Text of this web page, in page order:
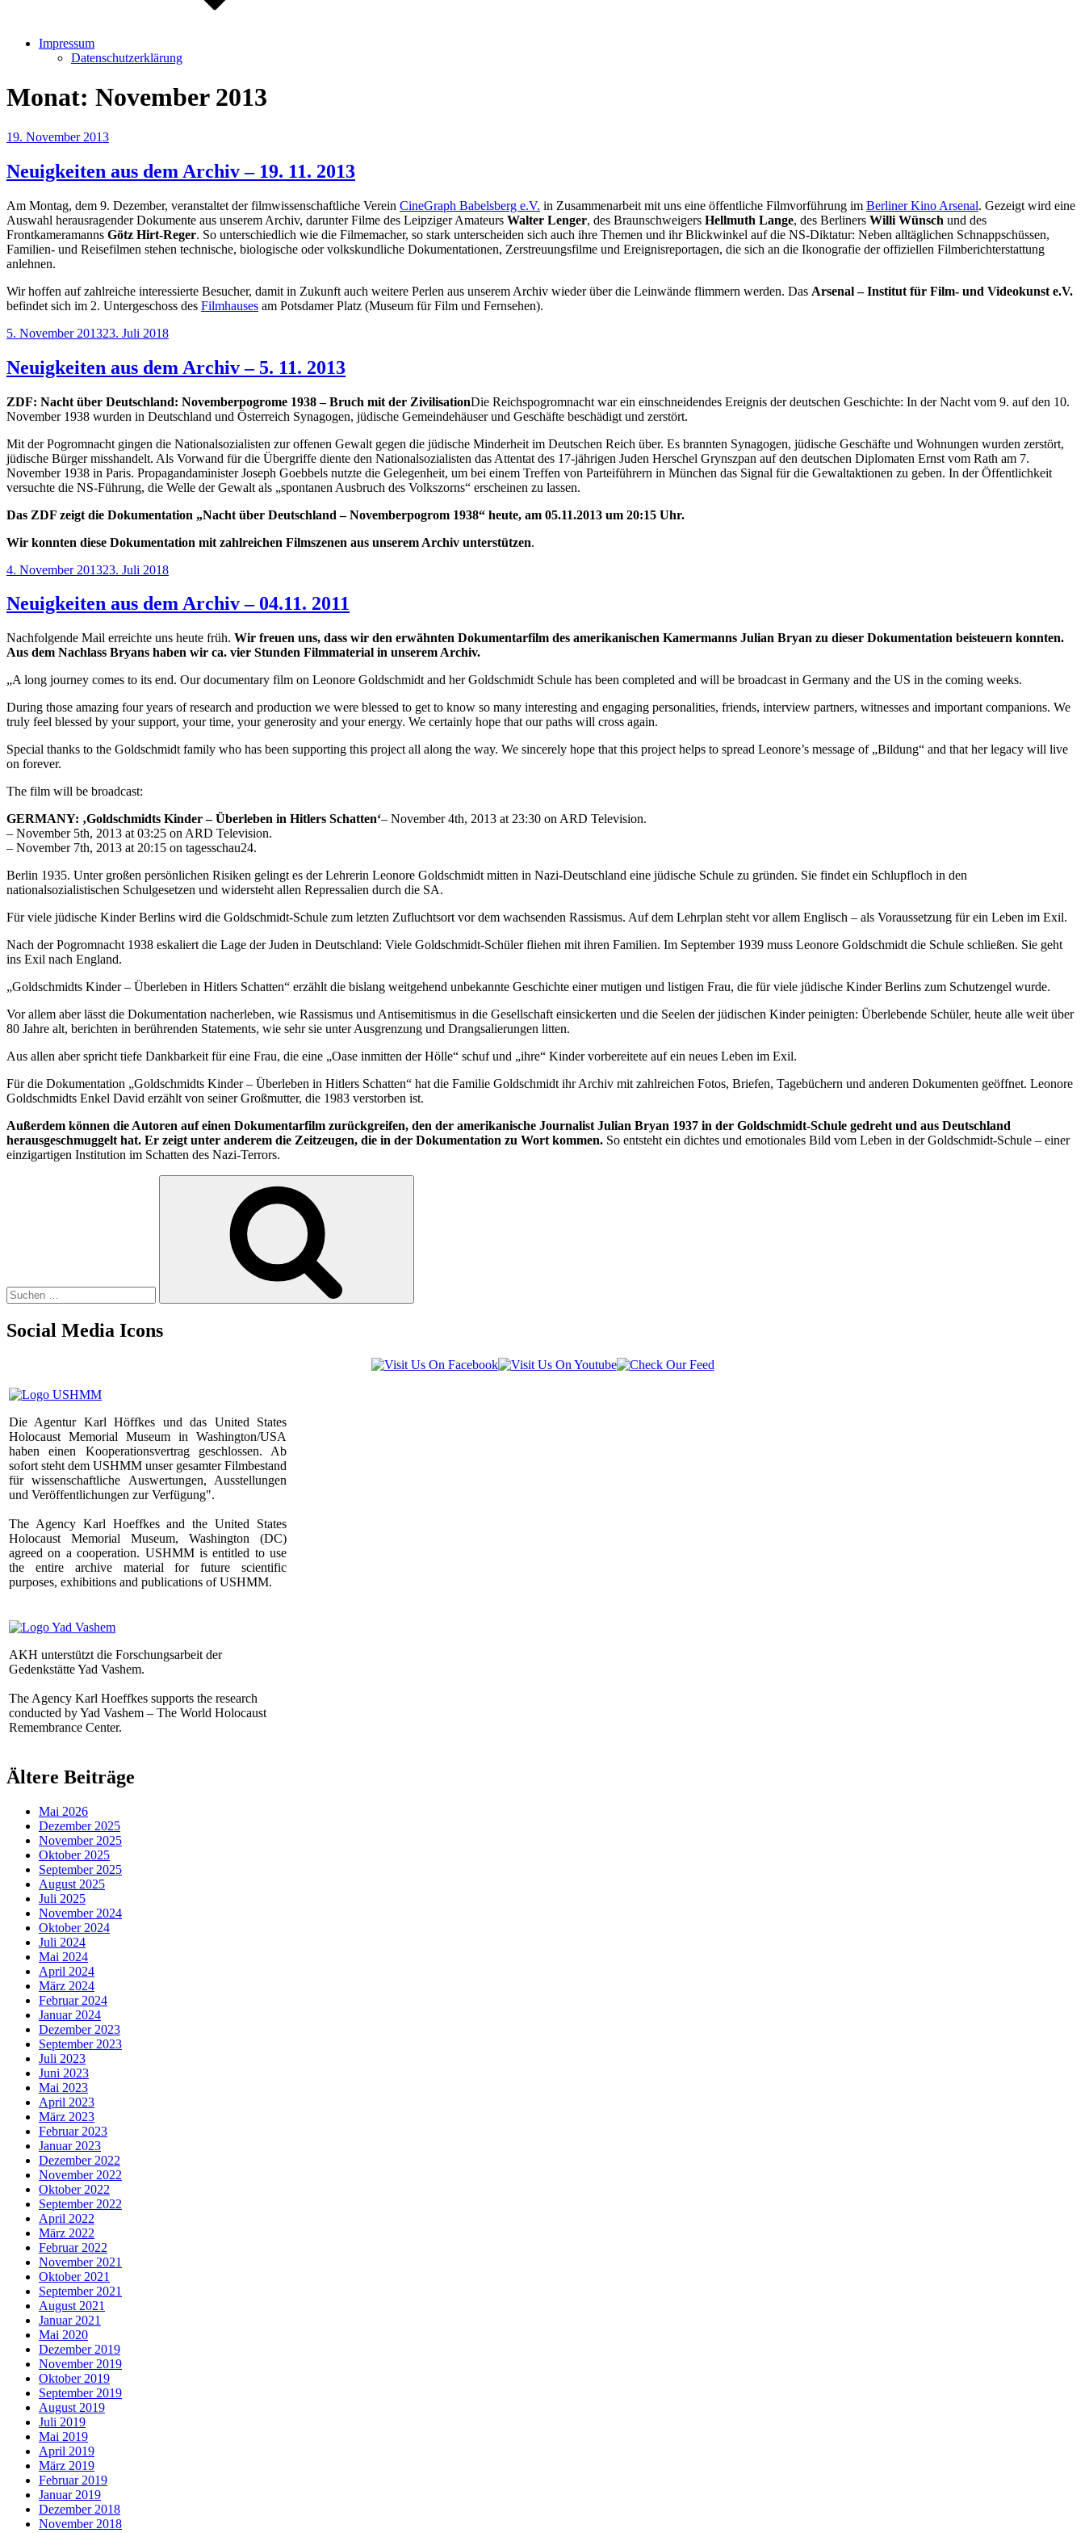
Impressum
Datenschutzerklärung
Monat: November 2013
Veröffentlicht
19. November 2013
Neuigkeiten aus dem Archiv – 19. 11. 2013
Am Montag, dem 9. Dezember, veranstaltet der filmwissenschaftliche Verein CineGraph Babelsberg e.V. in Zusammenarbeit mit uns eine öffentliche Filmvorführung im Berliner Kino Arsenal. Gezeigt wird eine
Auswahl herausragender Dokumente aus unserem Archiv, darunter Filme des Leipziger Amateurs Walter Lenger, des Braunschweigers Hellmuth Lange, des Berliners Willi Wünsch und des
Frontkameramanns Götz Hirt-Reger. So unterschiedlich wie die Filmemacher, so stark unterscheiden sich auch ihre Themen und ihr Blickwinkel auf die NS-Diktatur: Neben alltäglichen Schnappschüssen,
Familien- und Reisefilmen stehen technische, biologische oder volkskundliche Dokumentationen, Zerstreuungsfilme und Ereignisreportagen, die sich an die Ikonografie der offiziellen Filmberichterstattung
anlehnen.
Wir hoffen auf zahlreiche interessierte Besucher, damit in Zukunft auch weitere Perlen aus unserem Archiv wieder über die Leinwände flimmern werden. Das Arsenal – Institut für Film- und Videokunst e.V.
befindet sich im 2. Untergeschoss des Filmhauses am Potsdamer Platz (Museum für Film und Fernsehen).
Veröffentlicht
5. November 201323. Juli 2018
Neuigkeiten aus dem Archiv – 5. 11. 2013
ZDF: Nacht über Deutschland: Novemberpogrome 1938 – Bruch mit der ZivilisationDie Reichspogromnacht war ein einschneidendes Ereignis der deutschen Geschichte: In der Nacht vom 9. auf den 10.
November 1938 wurden in Deutschland und Österreich Synagogen, jüdische Gemeindehäuser und Geschäfte beschädigt und zerstört.
Mit der Pogromnacht gingen die Nationalsozialisten zur offenen Gewalt gegen die jüdische Minderheit im Deutschen Reich über. Es brannten Synagogen, jüdische Geschäfte und Wohnungen wurden zerstört,
jüdische Bürger misshandelt. Als Vorwand für die Übergriffe diente den Nationalsozialisten das Attentat des 17-jährigen Juden Herschel Grynszpan auf den deutschen Diplomaten Ernst vom Rath am 7.
November 1938 in Paris. Propagandaminister Joseph Goebbels nutzte die Gelegenheit, um bei einem Treffen von Parteiführern in München das Signal für die Gewaltaktionen zu geben. In der Öffentlichkeit
versuchte die NS-Führung, die Welle der Gewalt als „spontanen Ausbruch des Volkszorns“ erscheinen zu lassen.
Das ZDF zeigt die Dokumentation „Nacht über Deutschland – Novemberpogrom 1938“ heute, am 05.11.2013 um 20:15 Uhr.
Wir konnten diese Dokumentation mit zahlreichen Filmszenen aus unserem Archiv unterstützen.
Veröffentlicht
4. November 201323. Juli 2018
Neuigkeiten aus dem Archiv – 04.11. 2011
Nachfolgende Mail erreichte uns heute früh. Wir freuen uns, dass wir den erwähnten Dokumentarfilm des amerikanischen Kamermanns Julian Bryan zu dieser Dokumentation beisteuern konnten.
Aus dem Nachlass Bryans haben wir ca. vier Stunden Filmmaterial in unserem Archiv.
„A long journey comes to its end. Our documentary film on Leonore Goldschmidt and her Goldschmidt Schule has been completed and will be broadcast in Germany and the US in the coming weeks.
During those amazing four years of research and production we were blessed to get to know so many interesting and engaging personalities, friends, interview partners, witnesses and important companions. We
truly feel blessed by your support, your time, your generosity and your energy. We certainly hope that our paths will cross again.
Special thanks to the Goldschmidt family who has been supporting this project all along the way. We sincerely hope that this project helps to spread Leonore’s message of „Bildung“ and that her legacy will live
on forever.
The film will be broadcast:
GERMANY: ‚Goldschmidts Kinder – Überleben in Hitlers Schatten‘– November 4th, 2013 at 23:30 on ARD Television.
– November 5th, 2013 at 03:25 on ARD Television.
– November 7th, 2013 at 20:15 on tagesschau24.
Berlin 1935. Unter großen persönlichen Risiken gelingt es der Lehrerin Leonore Goldschmidt mitten in Nazi-Deutschland eine jüdische Schule zu gründen. Sie findet ein Schlupfloch in den
nationalsozialistischen Schulgesetzen und widersteht allen Repressalien durch die SA.
Für viele jüdische Kinder Berlins wird die Goldschmidt-Schule zum letzten Zufluchtsort vor dem wachsenden Rassismus. Auf dem Lehrplan steht vor allem Englisch – als Voraussetzung für ein Leben im Exil.
Nach der Pogromnacht 1938 eskaliert die Lage der Juden in Deutschland: Viele Goldschmidt-Schüler fliehen mit ihren Familien. Im September 1939 muss Leonore Goldschmidt die Schule schließen. Sie geht
ins Exil nach England.
„Goldschmidts Kinder – Überleben in Hitlers Schatten“ erzählt die bislang weitgehend unbekannte Geschichte einer mutigen und listigen Frau, die für viele jüdische Kinder Berlins zum Schutzengel wurde.
Vor allem aber lässt die Dokumentation nacherleben, wie Rassismus und Antisemitismus in die Gesellschaft einsickerten und die Seelen der jüdischen Kinder peinigten: Überlebende Schüler, heute alle weit über
80 Jahre alt, berichten in berührenden Statements, wie sehr sie unter Ausgrenzung und Drangsalierungen litten.
Aus allen aber spricht tiefe Dankbarkeit für eine Frau, die eine „Oase inmitten der Hölle“ schuf und „ihre“ Kinder vorbereitete auf ein neues Leben im Exil.
Für die Dokumentation „Goldschmidts Kinder – Überleben in Hitlers Schatten“ hat die Familie Goldschmidt ihr Archiv mit zahlreichen Fotos, Briefen, Tagebüchern und anderen Dokumenten geöffnet. Leonore
Goldschmidts Enkel David erzählt von seiner Großmutter, die 1983 verstorben ist.
Außerdem können die Autoren auf einen Dokumentarfilm zurückgreifen, den der amerikanische Journalist Julian Bryan 1937 in der Goldschmidt-Schule gedreht und aus Deutschland
herausgeschmuggelt hat. Er zeigt unter anderem die Zeitzeugen, die in der Dokumentation zu Wort kommen. So entsteht ein dichtes und emotionales Bild vom Leben in der Goldschmidt-Schule – einer
einzigartigen Institution im Schatten des Nazi-Terrors.
Social Media Icons
Die Agentur Karl Höffkes und das United States
Holocaust Memorial Museum in Washington/USA
haben einen Kooperationsvertrag geschlossen. Ab
sofort steht dem USHMM unser gesamter Filmbestand
für wissenschaftliche Auswertungen, Ausstellungen
und Veröffentlichungen zur Verfügung".
The Agency Karl Hoeffkes and the United States
Holocaust Memorial Museum, Washington (DC)
agreed on a cooperation. USHMM is entitled to use
the entire archive material for future scientific
purposes, exhibitions and publications of USHMM.
AKH unterstützt die Forschungsarbeit der
Gedenkstätte Yad Vashem.
The Agency Karl Hoeffkes supports the research
conducted by Yad Vashem – The World Holocaust
Remembrance Center.
Ältere Beiträge
Mai 2026
Dezember 2025
November 2025
Oktober 2025
September 2025
August 2025
Juli 2025
November 2024
Oktober 2024
Juli 2024
Mai 2024
April 2024
März 2024
Februar 2024
Januar 2024
Dezember 2023
September 2023
Juli 2023
Juni 2023
Mai 2023
April 2023
März 2023
Februar 2023
Januar 2023
Dezember 2022
November 2022
Oktober 2022
September 2022
April 2022
März 2022
Februar 2022
November 2021
Oktober 2021
September 2021
August 2021
Januar 2021
Mai 2020
Dezember 2019
November 2019
Oktober 2019
September 2019
August 2019
Juli 2019
Mai 2019
April 2019
März 2019
Februar 2019
Januar 2019
Dezember 2018
November 2018